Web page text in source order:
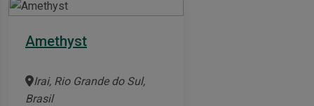
Amethyst
Irai, Rio Grande do Sul,
Brasil